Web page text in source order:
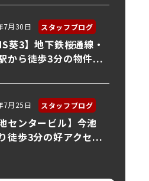
7月30日 スタッフブログ
葵3】地下鉄桜通線・
から徒歩3分の物件...
7月25日 スタッフブログ
池センタービル】今池
徒歩3分の好アクセ...